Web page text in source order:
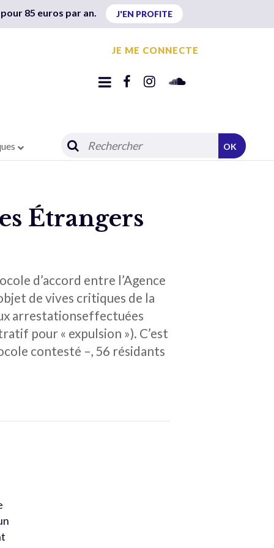
85 euros par an. J'EN PROFITE
JE ME CONNECTE
OK
Étrangers
d’accord entre l’Agence
de vives critiques de la
arrestationseffectuées
pour « expulsion »). C’est
contesté –, 56 résidants